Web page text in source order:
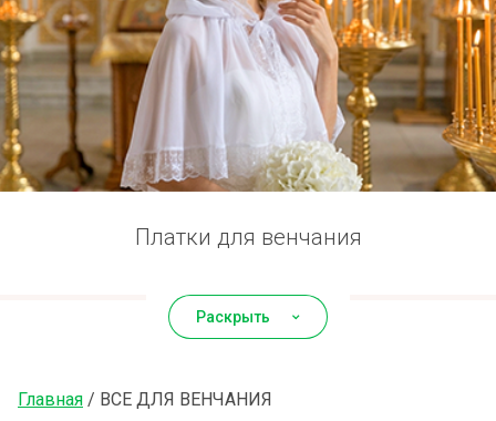
ПОЛЬЗОВАТЕЛЬСКОЕ
СОГЛАШЕНИЕ
Платки для венчания
Раскрыть
Главная / ВСЕ ДЛЯ ВЕНЧАНИЯ